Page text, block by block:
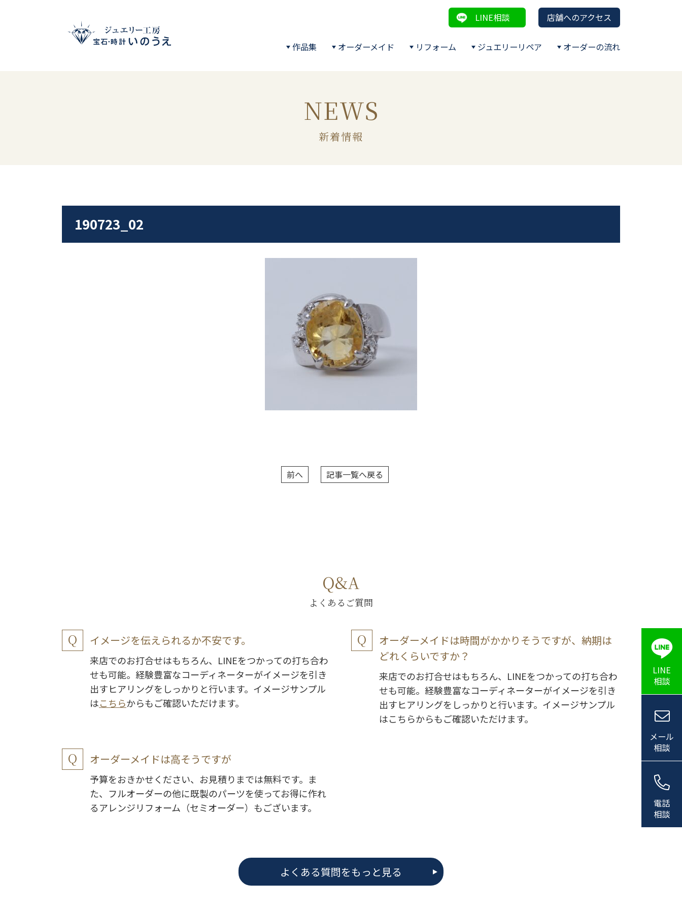
LINE相談 店舗へのアクセス
作品集 オーダーメイド リフォーム ジュエリーリペア オーダーの流れ
LINE
相談
メール
相談
電話
相談
NEWS
新着情報
190723_02
前へ 記事一覧へ戻る
Q&A
よくあるご質問
イメージを伝えられるか不安です。
来店でのお打合せはもちろん、LINEをつかっての打ち合わ
せも可能。経験豊富なコーディネーターがイメージを引き
出すヒアリングをしっかりと行います。イメージサンプル
はこちらからもご確認いただけます。
オーダーメイドは時間がかかりそうですが、納期は
どれくらいですか？
来店でのお打合せはもちろん、LINEをつかっての打ち合わ
せも可能。経験豊富なコーディネーターがイメージを引き
出すヒアリングをしっかりと行います。イメージサンプル
はこちらからもご確認いただけます。
オーダーメイドは高そうですが
予算をおきかせください、お見積りまでは無料です。ま
た、フルオーダーの他に既製のパーツを使ってお得に作れ
るアレンジリフォーム（セミオーダー）もございます。
よくある質問をもっと見る